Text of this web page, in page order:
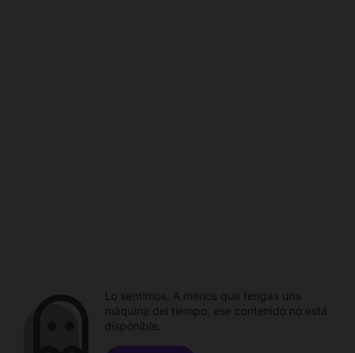
Lo sentimos. A menos que tengas una
máquina del tiempo, ese contenido no está
disponible.